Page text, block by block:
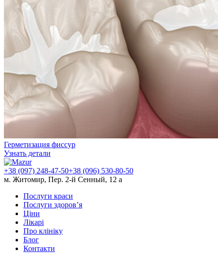
Герметизация фиссур
Узнать детали
+38 (097) 248-47-50+38 (096) 530-80-50
м. Житомир, Пер. 2-й Сенный, 12 а
Послуги краси
Послуги здоров’я
Ціни
Лікарі
Про клініку
Блог
Контакти